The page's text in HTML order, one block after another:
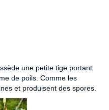
une petite tige portant
de poils. Comme les
et produisent des spores.